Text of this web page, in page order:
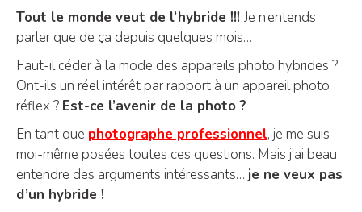
Tout le monde veut de l’hybride !!! Je n’entends
parler que de ça depuis quelques mois…
Faut-il céder à la mode des appareils photo hybrides ?
Ont-ils un réel intérêt par rapport à un appareil photo
réflex ? Est-ce l’avenir de la photo ?
En tant que photographe professionnel, je me suis
moi-même posées toutes ces questions. Mais j’ai beau
entendre des arguments intéressants… je ne veux pas
d’un hybride !